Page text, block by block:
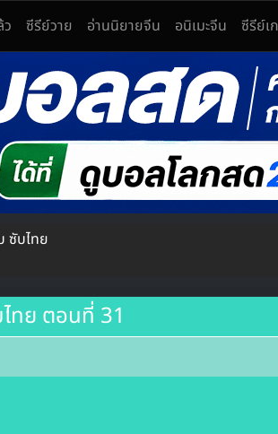
ซีรีย์วาย อ่านนิยายจีน อนิเมะจีน
ซีรีย์เ
ยใน ซีรีส์แฟนตาซี รักโรแมนติก ชิงบัลลังก์
ซับไทย
ทย ตอนที่ 31